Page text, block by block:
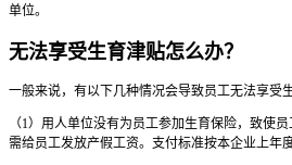
单位。
无法享受生育津贴怎么办？
一般来说，有以下几种情况会导致员工无法享受
（1）用人单位没有为员工参加生育保险，致使
需给员工发放产假工资。支付标准按本企业上年